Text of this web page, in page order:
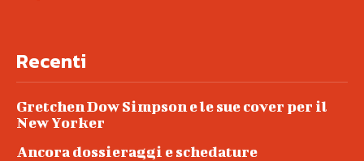
Recenti
Gretchen Dow Simpson e le sue cover per il
New Yorker
Ancora dossieraggi e schedature